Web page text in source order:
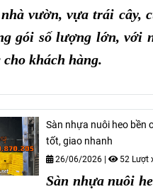
vườn, vựa trái cây,
gói số lượng lớn, với
khách hàng.
Sàn nhựa nuôi heo bền
tốt, giao nhanh
26/06/2026 | 52 Lượt
Sàn nhựa nuôi